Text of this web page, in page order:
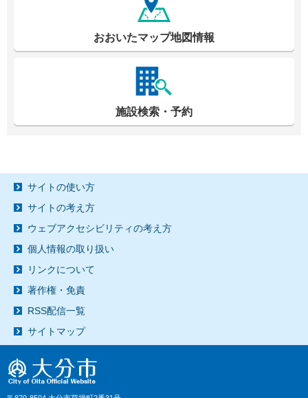
おおいたマップ地図情報
施設検索・予約
サイトの使い方
サイトの考え方
ウェブアクセシビリティの考え方
個人情報の取り扱い
リンクについて
著作権・免責
RSS配信一覧
サイトマップ